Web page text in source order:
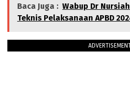
Baca Juga : Wabup Dr
Teknis Pelaksanaan APBD